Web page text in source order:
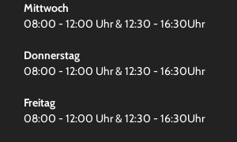
Mittwoch
08:00 - 12:00 Uhr & 12:30 - 16:30Uhr
Donnerstag
08:00 - 12:00 Uhr & 12:30 - 16:30Uhr
Freitag
08:00 - 12:00 Uhr & 12:30 - 16:30Uhr